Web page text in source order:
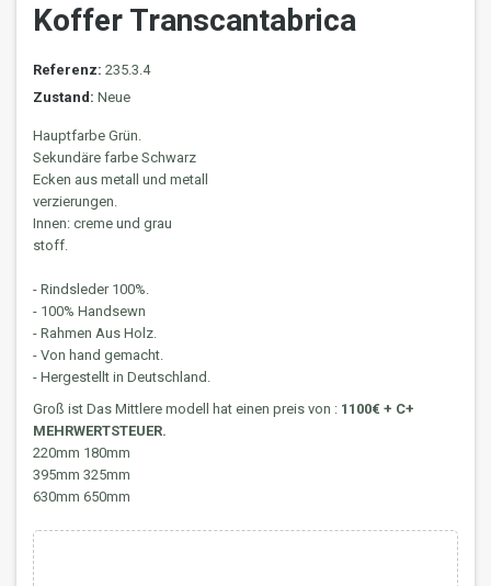
Koffer Transcantabrica
Referenz: 235.3.4
Zustand: Neue
Hauptfarbe Grün.
Sekundäre farbe Schwarz
Ecken aus metall und metall
verzierungen.
Innen: creme und grau
stoff.
- Rindsleder 100%.
- 100% Handsewn
- Rahmen Aus Holz.
- Von hand gemacht.
- Hergestellt in Deutschland.
Groß ist Das Mittlere modell hat einen preis von : 1100€ + C+
MEHRWERTSTEUER.
220mm 180mm
395mm 325mm
630mm 650mm